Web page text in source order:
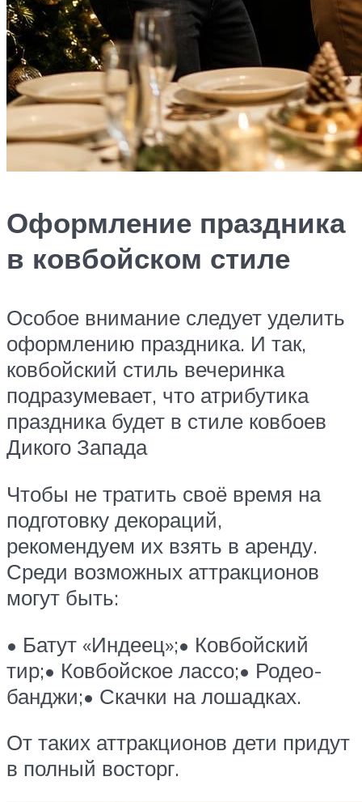
Оформление праздника
в ковбойском стиле
Особое внимание следует уделить
оформлению праздника. И так,
ковбойский стиль вечеринка
подразумевает, что атрибутика
праздника будет в стиле ковбоев
Дикого Запада
Чтобы не тратить своё время на
подготовку декораций,
рекомендуем их взять в аренду.
Среди возможных аттракционов
могут быть:
• Батут «Индеец»;• Ковбойский
тир;• Ковбойское лассо;• Родео-
банджи;• Скачки на лошадках.
От таких аттракционов дети придут
в полный восторг.